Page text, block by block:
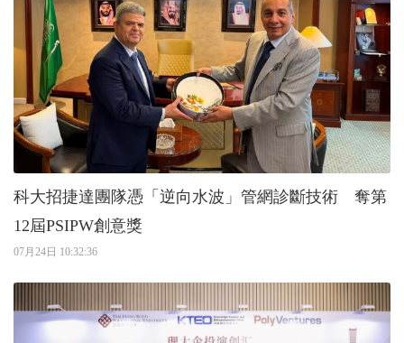
科大招捷達團隊憑「逆向水波」管網診斷技術 奪第
12屆PSIPW創意獎
07月24日 10:32:36